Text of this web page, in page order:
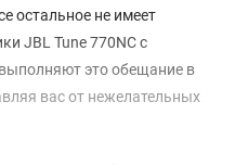
остальное не имеет
JBL Tune 770NC с
это обещание в
вас от нежелательных